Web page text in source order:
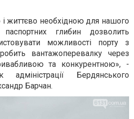
життєво необхідною для нашого
паспортних глибин дозволить
можливості порту з
вантажоперевалку через
та конкурентною», -
адміністрації Бердянського
Барчан.